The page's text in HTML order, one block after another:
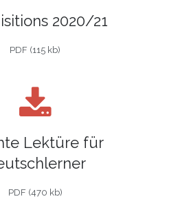
2020/21
PDF (115 kb)
Lektüre für
PDF (470 kb)